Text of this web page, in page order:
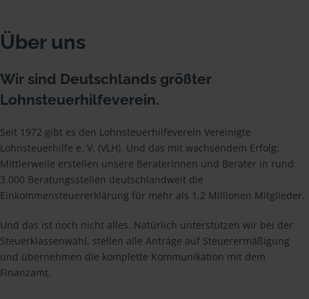
Über uns
Wir sind Deutschlands größter
Lohnsteuerhilfeverein.
Seit 1972 gibt es den Lohnsteuerhilfeverein Vereinigte
Lohnsteuerhilfe e. V. (VLH). Und das mit wachsendem Erfolg:
Mittlerweile erstellen unsere Beraterinnen und Berater in rund
3.000 Beratungsstellen deutschlandweit die
Einkommensteuererklärung für mehr als 1,2 Millionen Mitglieder.
Und das ist noch nicht alles. Natürlich unterstützen wir bei der
Steuerklassenwahl, stellen alle Anträge auf Steuerermäßigung
und übernehmen die komplette Kommunikation mit dem
Finanzamt.